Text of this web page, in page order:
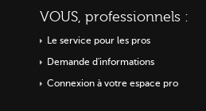
VOUS, professionnels :
Le service pour les pros
Demande d'informations
Connexion à votre espace pro